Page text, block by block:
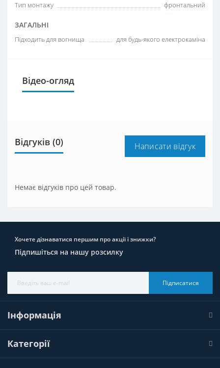
Тип монтажу
фронтальний
ЗАГАЛЬНІ
Підходить для вогнища для будь-якого електрокаміна
Відео-огляд
Відгуків (0) Написати відгук
Немає відгуків про цей товар.
Хочете дізнаватися першим про акції і знижки?
Підпишіться на нашу розсилку
Підписатися
Інформація
Категорії